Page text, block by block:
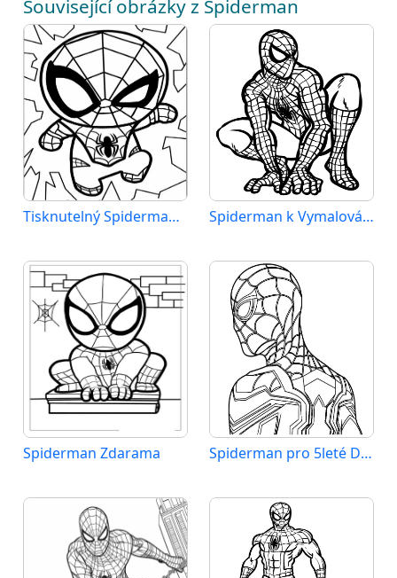
Související obrázky z Spiderman
Tisknutelný Spiderman Obrázek Spiderman k Vymalování
Spiderman Zdarama Spiderman pro 5leté Děti